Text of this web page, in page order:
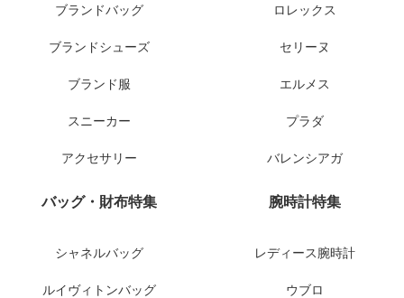
ブランドバッグ
ブランドシューズ
ブランド服
スニーカー
アクセサリー
ロレックス
セリーヌ
エルメス
プラダ
バレンシアガ
バッグ・財布特集
シャネルバッグ
ルイヴィトンバッグ
腕時計特集
レディース腕時計
ウブロ